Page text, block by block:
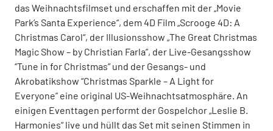
das Weihnachtsfilmset und erschaffen mit der „Movie
Park’s Santa Experience“, dem 4D Film „Scrooge 4D: A
Christmas Carol“, der Illusionsshow „The Great Christmas
Magic Show – by Christian Farla”, der Live-Gesangsshow
“Tune in for Christmas” und der Gesangs- und
Akrobatikshow “Christmas Sparkle – A Light for
Everyone” eine original US-Weihnachtsatmosphäre. An
einigen Eventtagen performt der Gospelchor „Leslie B.
Harmonies“ live und hüllt das Set mit seinen Stimmen in